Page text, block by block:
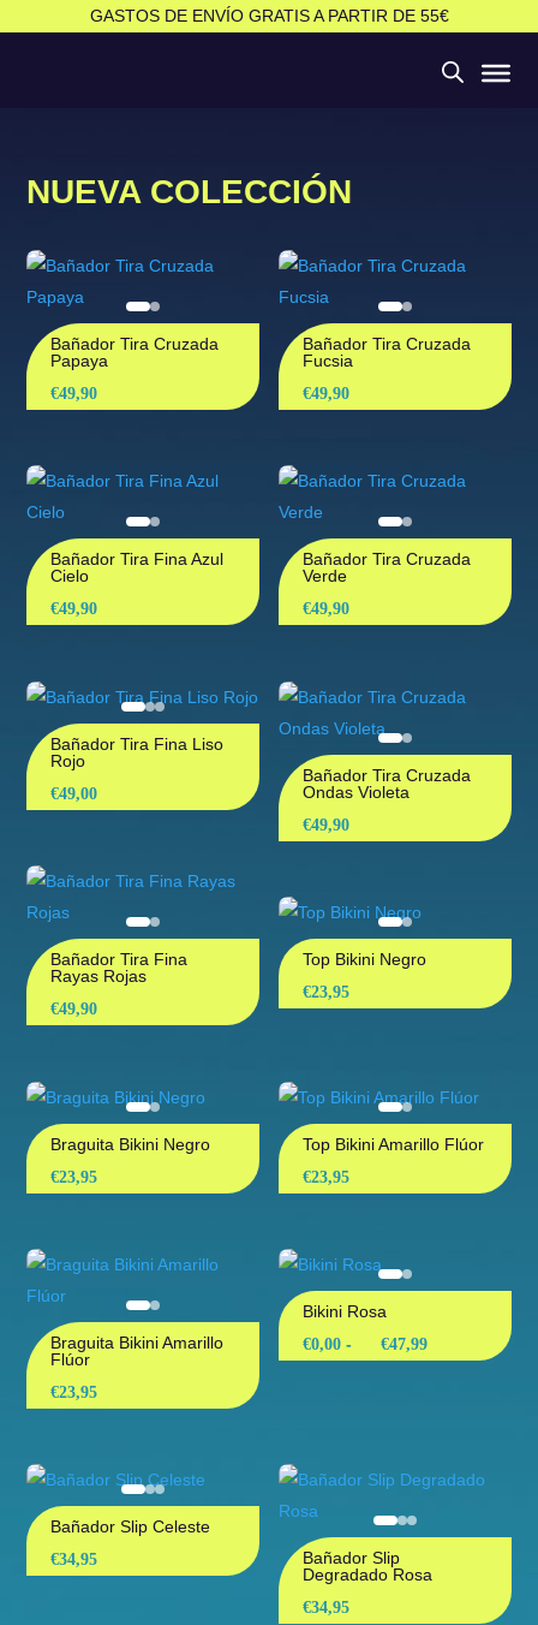
GASTOS DE ENVÍO GRATIS A PARTIR DE 55€
NUEVA COLECCIÓN
Bañador Tira Cruzada
Papaya
€49,90
Bañador Tira Cruzada
Fucsia
€49,90
Bañador Tira Fina Azul
Cielo
€49,90
Bañador Tira Cruzada
Verde
€49,90
Bañador Tira Fina Liso
Rojo
€49,00
Bañador Tira Cruzada
Ondas Violeta
€49,90
Bañador Tira Fina
Rayas Rojas
€49,90
Top Bikini Negro
€23,95
Braguita Bikini Negro
€23,95
Top Bikini Amarillo Flúor
€23,95
Braguita Bikini Amarillo
Flúor
€23,95
Bikini Rosa
€0,00 - €47,99Rango
Bañador Slip Celeste
€34,95
Bañador Slip
Degradado Rosa
€34,95